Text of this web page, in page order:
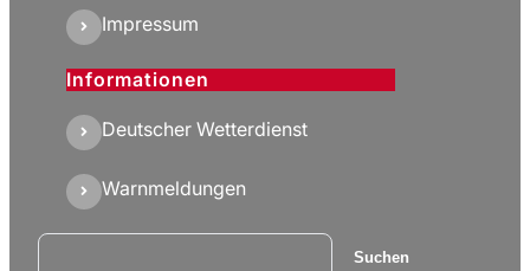
Impressum
Informationen
Deutscher Wetterdienst
Warnmeldungen
Suchen Suchen